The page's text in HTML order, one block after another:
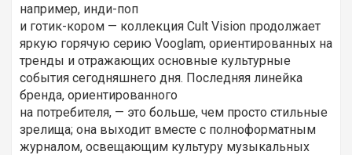
например, инди-поп
и готик-кором — коллекция Cult Vision продолжает
яркую горячую серию Vooglam, ориентированных на
тренды и отражающих основные культурные
события сегодняшнего дня. Последняя линейка
бренда, ориентированного
на потребителя, — это больше, чем просто стильные
зрелища; она выходит вместе с полноформатным
журналом, освещающим культуру музыкальных